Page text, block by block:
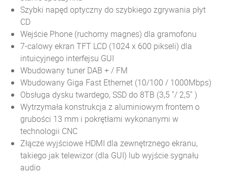
Szybki napęd optyczny do szybkiego zgrywania płyt
CD
Wejście Phone (ruchomy magnes) dla gramofonu
7-calowy ekran TFT LCD (1024 x 600 pikseli) dla
intuicyjnego interfejsu GUI
Wbudowany tuner DAB + / FM
Wbudowany Giga Fast Ethernet (10/100 / 1000Mbps)
Obsługa dysku twardego, SSD do 8TB (3,5 "/ 2,5" )
Wytrzymała konstrukcja z aluminiowym frontem o
grubości 13 mm i pokrętłami wykonanymi w
technologii CNC
Złącze wyjściowe HDMI dla zewnętrznego ekranu,
takiego jak telewizor (dla GUI) lub wyjście sygnału
audio